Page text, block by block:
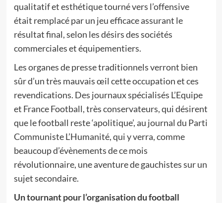
qualitatif et esthétique tourné vers l’offensive
était remplacé par un jeu efficace assurant le
résultat final, selon les désirs des sociétés
commerciales et équipementiers.
Les organes de presse traditionnels verront bien
sûr d’un très mauvais œil cette occupation et ces
revendications. Des journaux spécialisés L’Equipe
et France Football, très conservateurs, qui désirent
que le football reste ‘apolitique’, au journal du Parti
Communiste L’Humanité, qui y verra, comme
beaucoup d’évènements de ce mois
révolutionnaire, une aventure de gauchistes sur un
sujet secondaire.
Un tournant pour l’organisation du football